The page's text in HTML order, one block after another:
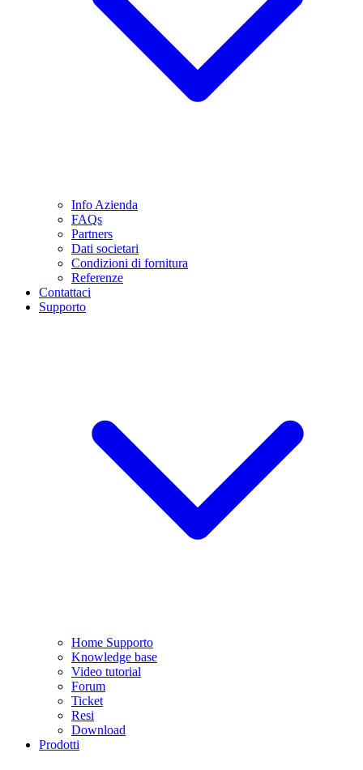
Info Azienda
FAQs
Partners
Dati societari
Condizioni di fornitura
Referenze
Contattaci
Supporto
Home Supporto
Knowledge base
Video tutorial
Forum
Ticket
Resi
Download
Prodotti